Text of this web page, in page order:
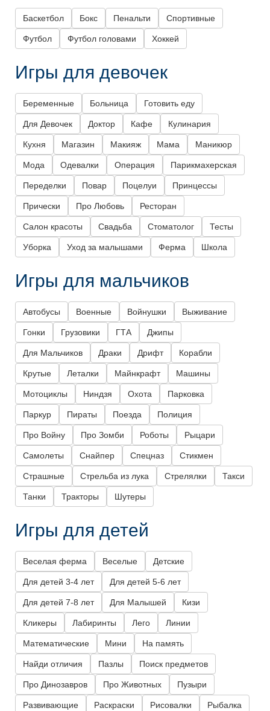
Баскетбол Бокс Пенальти Спортивные
Футбол Футбол головами Хоккей
Игры для девочек
Беременные Больница Готовить еду
Для Девочек Доктор Кафе Кулинария
Кухня Магазин Макияж Мама Маникюр
Мода Одевалки Операция Парикмахерская
Переделки Повар Поцелуи Принцессы
Прически Про Любовь Ресторан
Салон красоты Свадьба Стоматолог Тесты
Уборка Уход за малышами Ферма Школа
Игры для мальчиков
Автобусы Военные Войнушки Выживание
Гонки Грузовики ГТА Джипы
Для Мальчиков Драки Дрифт Корабли
Крутые Леталки Майнкрафт Машины
Мотоциклы Ниндзя Охота Парковка
Паркур Пираты Поезда Полиция
Про Войну Про Зомби Роботы Рыцари
Самолеты Снайпер Спецназ Стикмен
Страшные Стрельба из лука Стрелялки Такси
Танки Тракторы Шутеры
Игры для детей
Веселая ферма Веселые Детские
Для детей 3-4 лет Для детей 5-6 лет
Для детей 7-8 лет Для Малышей Кизи
Кликеры Лабиринты Лего Линии
Математические Мини На память
Найди отличия Пазлы Поиск предметов
Про Динозавров Про Животных Пузыри
Развивающие Раскраски Рисовалки Рыбалка